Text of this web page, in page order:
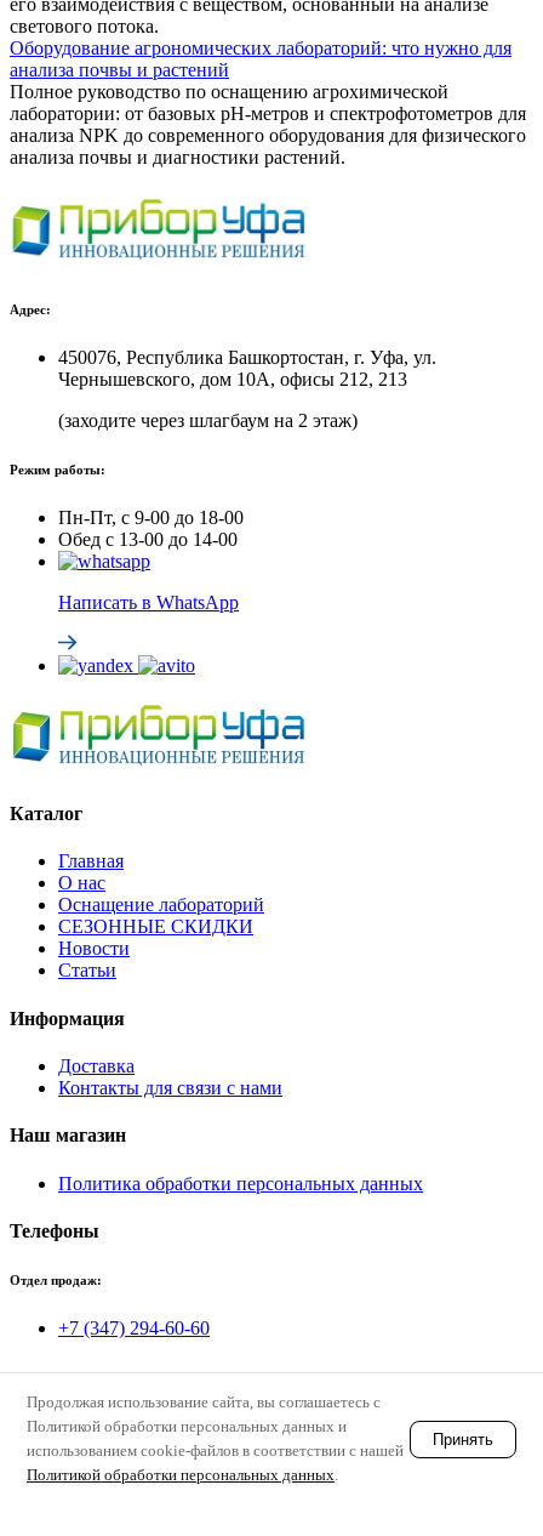
Продолжая использование сайта, вы соглашаетесь с
Политикой обработки персональных данных и
использованием cookie-файлов в соответствии с нашей
Политикой обработки персональных данных.
Принять
его взаимодействия с веществом, основанный на анализе
светового потока.
Оборудование агрономических лабораторий: что нужно для
анализа почвы и растений
Полное руководство по оснащению агрохимической
лаборатории: от базовых pH-метров и спектрофотометров для
анализа NPK до современного оборудования для физического
анализа почвы и диагностики растений.
Адрес:
450076, Республика Башкортостан, г. Уфа, ул.
Чернышевского, дом 10А, офисы 212, 213
(заходите через шлагбаум на 2 этаж)
Режим работы:
Пн-Пт, с 9-00 до 18-00
Обед с 13-00 до 14-00
Написать в WhatsApp
Каталог
Главная
О нас
Оснащение лабораторий
СЕЗОННЫЕ СКИДКИ
Новости
Статьи
Информация
Доставка
Контакты для связи с нами
Наш магазин
Политика обработки персональных данных
Телефоны
Отдел продаж:
+7 (347) 294-60-60
Отдел снабжения:
+7(927)328-0098
Лобанова Наталья
snab1@pribor-ufa.ru